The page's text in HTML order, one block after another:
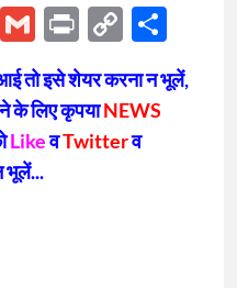
Gmail
Print
Copy
Link
तो इसे शेयर करना न भूलें,
के लिए कृपयाNEWS
LikeवTwitterव
भूलें...